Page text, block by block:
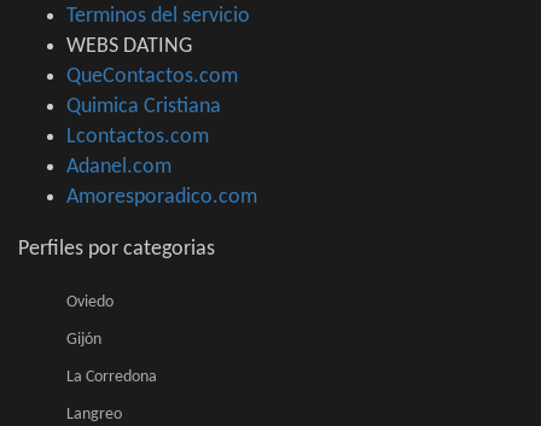
Terminos del servicio
WEBS DATING
QueContactos.com
Quimica Cristiana
Lcontactos.com
Adanel.com
Amoresporadico.com
Perfiles por categorias
Oviedo
Gijón
La Corredona
Langreo